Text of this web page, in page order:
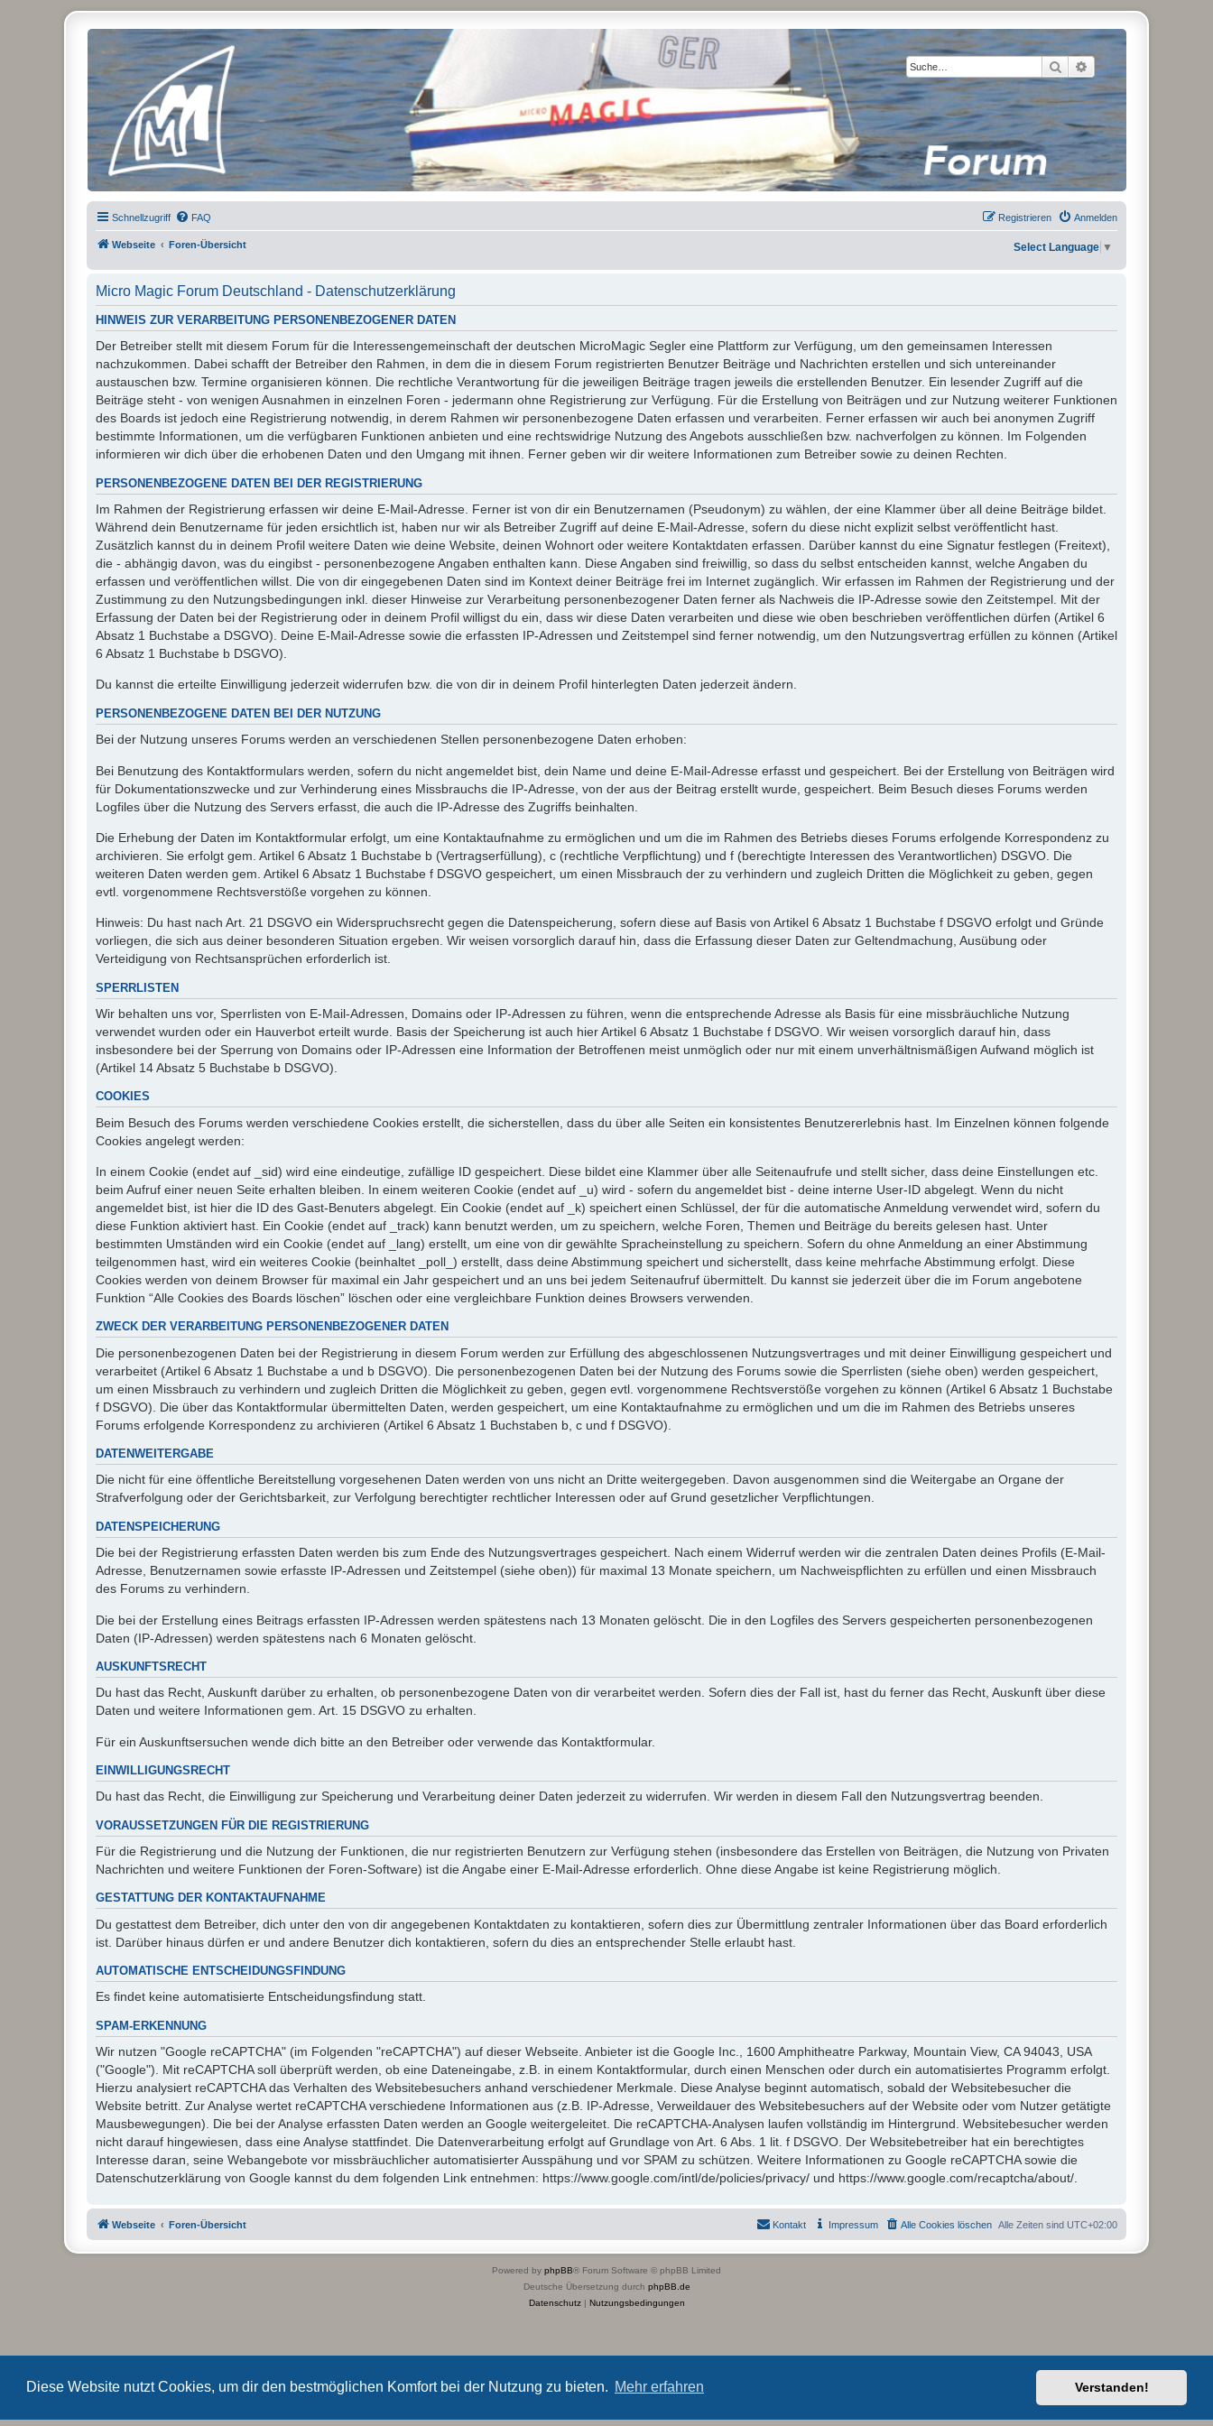
Diese Website nutzt Cookies, um dir den bestmöglichen Komfort bei der Nutzung zu bieten. Mehr erfahren Verstanden!
Suche Erweiterte Suche
Micro Magic Forum Deutschland
Schnellzugriff FAQ Anmelden
Registrieren
Webseite Foren-Übersicht Select Language ▼
Micro Magic Forum Deutschland - Datenschutzerklärung
HINWEIS ZUR VERARBEITUNG PERSONENBEZOGENER DATEN
Der Betreiber stellt mit diesem Forum für die Interessengemeinschaft der deutschen MicroMagic Segler eine Plattform zur Verfügung, um den gemeinsamen Interessen
nachzukommen. Dabei schafft der Betreiber den Rahmen, in dem die in diesem Forum registrierten Benutzer Beiträge und Nachrichten erstellen und sich untereinander
austauschen bzw. Termine organisieren können. Die rechtliche Verantwortung für die jeweiligen Beiträge tragen jeweils die erstellenden Benutzer. Ein lesender Zugriff auf die
Beiträge steht - von wenigen Ausnahmen in einzelnen Foren - jedermann ohne Registrierung zur Verfügung. Für die Erstellung von Beiträgen und zur Nutzung weiterer Funktionen
des Boards ist jedoch eine Registrierung notwendig, in derem Rahmen wir personenbezogene Daten erfassen und verarbeiten. Ferner erfassen wir auch bei anonymen Zugriff
bestimmte Informationen, um die verfügbaren Funktionen anbieten und eine rechtswidrige Nutzung des Angebots ausschließen bzw. nachverfolgen zu können. Im Folgenden
informieren wir dich über die erhobenen Daten und den Umgang mit ihnen. Ferner geben wir dir weitere Informationen zum Betreiber sowie zu deinen Rechten.
PERSONENBEZOGENE DATEN BEI DER REGISTRIERUNG
Im Rahmen der Registrierung erfassen wir deine E-Mail-Adresse. Ferner ist von dir ein Benutzernamen (Pseudonym) zu wählen, der eine Klammer über all deine Beiträge bildet.
Während dein Benutzername für jeden ersichtlich ist, haben nur wir als Betreiber Zugriff auf deine E-Mail-Adresse, sofern du diese nicht explizit selbst veröffentlicht hast.
Zusätzlich kannst du in deinem Profil weitere Daten wie deine Website, deinen Wohnort oder weitere Kontaktdaten erfassen. Darüber kannst du eine Signatur festlegen (Freitext),
die - abhängig davon, was du eingibst - personenbezogene Angaben enthalten kann. Diese Angaben sind freiwillig, so dass du selbst entscheiden kannst, welche Angaben du
erfassen und veröffentlichen willst. Die von dir eingegebenen Daten sind im Kontext deiner Beiträge frei im Internet zugänglich. Wir erfassen im Rahmen der Registrierung und der
Zustimmung zu den Nutzungsbedingungen inkl. dieser Hinweise zur Verarbeitung personenbezogener Daten ferner als Nachweis die IP-Adresse sowie den Zeitstempel. Mit der
Erfassung der Daten bei der Registrierung oder in deinem Profil willigst du ein, dass wir diese Daten verarbeiten und diese wie oben beschrieben veröffentlichen dürfen (Artikel 6
Absatz 1 Buchstabe a DSGVO). Deine E-Mail-Adresse sowie die erfassten IP-Adressen und Zeitstempel sind ferner notwendig, um den Nutzungsvertrag erfüllen zu können (Artikel
6 Absatz 1 Buchstabe b DSGVO).
Du kannst die erteilte Einwilligung jederzeit widerrufen bzw. die von dir in deinem Profil hinterlegten Daten jederzeit ändern.
PERSONENBEZOGENE DATEN BEI DER NUTZUNG
Bei der Nutzung unseres Forums werden an verschiedenen Stellen personenbezogene Daten erhoben:
Bei Benutzung des Kontaktformulars werden, sofern du nicht angemeldet bist, dein Name und deine E-Mail-Adresse erfasst und gespeichert. Bei der Erstellung von Beiträgen wird
für Dokumentationszwecke und zur Verhinderung eines Missbrauchs die IP-Adresse, von der aus der Beitrag erstellt wurde, gespeichert. Beim Besuch dieses Forums werden
Logfiles über die Nutzung des Servers erfasst, die auch die IP-Adresse des Zugriffs beinhalten.
Die Erhebung der Daten im Kontaktformular erfolgt, um eine Kontaktaufnahme zu ermöglichen und um die im Rahmen des Betriebs dieses Forums erfolgende Korrespondenz zu
archivieren. Sie erfolgt gem. Artikel 6 Absatz 1 Buchstabe b (Vertragserfüllung), c (rechtliche Verpflichtung) und f (berechtigte Interessen des Verantwortlichen) DSGVO. Die
weiteren Daten werden gem. Artikel 6 Absatz 1 Buchstabe f DSGVO gespeichert, um einen Missbrauch der zu verhindern und zugleich Dritten die Möglichkeit zu geben, gegen
evtl. vorgenommene Rechtsverstöße vorgehen zu können.
Hinweis: Du hast nach Art. 21 DSGVO ein Widerspruchsrecht gegen die Datenspeicherung, sofern diese auf Basis von Artikel 6 Absatz 1 Buchstabe f DSGVO erfolgt und Gründe
vorliegen, die sich aus deiner besonderen Situation ergeben. Wir weisen vorsorglich darauf hin, dass die Erfassung dieser Daten zur Geltendmachung, Ausübung oder
Verteidigung von Rechtsansprüchen erforderlich ist.
SPERRLISTEN
Wir behalten uns vor, Sperrlisten von E-Mail-Adressen, Domains oder IP-Adressen zu führen, wenn die entsprechende Adresse als Basis für eine missbräuchliche Nutzung
verwendet wurden oder ein Hauverbot erteilt wurde. Basis der Speicherung ist auch hier Artikel 6 Absatz 1 Buchstabe f DSGVO. Wir weisen vorsorglich darauf hin, dass
insbesondere bei der Sperrung von Domains oder IP-Adressen eine Information der Betroffenen meist unmöglich oder nur mit einem unverhältnismäßigen Aufwand möglich ist
(Artikel 14 Absatz 5 Buchstabe b DSGVO).
COOKIES
Beim Besuch des Forums werden verschiedene Cookies erstellt, die sicherstellen, dass du über alle Seiten ein konsistentes Benutzererlebnis hast. Im Einzelnen können folgende
Cookies angelegt werden:
In einem Cookie (endet auf _sid) wird eine eindeutige, zufällige ID gespeichert. Diese bildet eine Klammer über alle Seitenaufrufe und stellt sicher, dass deine Einstellungen etc.
beim Aufruf einer neuen Seite erhalten bleiben. In einem weiteren Cookie (endet auf _u) wird - sofern du angemeldet bist - deine interne User-ID abgelegt. Wenn du nicht
angemeldet bist, ist hier die ID des Gast-Benuters abgelegt. Ein Cookie (endet auf _k) speichert einen Schlüssel, der für die automatische Anmeldung verwendet wird, sofern du
diese Funktion aktiviert hast. Ein Cookie (endet auf _track) kann benutzt werden, um zu speichern, welche Foren, Themen und Beiträge du bereits gelesen hast. Unter
bestimmten Umständen wird ein Cookie (endet auf _lang) erstellt, um eine von dir gewählte Spracheinstellung zu speichern. Sofern du ohne Anmeldung an einer Abstimmung
teilgenommen hast, wird ein weiteres Cookie (beinhaltet _poll_) erstellt, dass deine Abstimmung speichert und sicherstellt, dass keine mehrfache Abstimmung erfolgt. Diese
Cookies werden von deinem Browser für maximal ein Jahr gespeichert und an uns bei jedem Seitenaufruf übermittelt. Du kannst sie jederzeit über die im Forum angebotene
Funktion “Alle Cookies des Boards löschen” löschen oder eine vergleichbare Funktion deines Browsers verwenden.
ZWECK DER VERARBEITUNG PERSONENBEZOGENER DATEN
Die personenbezogenen Daten bei der Registrierung in diesem Forum werden zur Erfüllung des abgeschlossenen Nutzungsvertrages und mit deiner Einwilligung gespeichert und
verarbeitet (Artikel 6 Absatz 1 Buchstabe a und b DSGVO). Die personenbezogenen Daten bei der Nutzung des Forums sowie die Sperrlisten (siehe oben) werden gespeichert,
um einen Missbrauch zu verhindern und zugleich Dritten die Möglichkeit zu geben, gegen evtl. vorgenommene Rechtsverstöße vorgehen zu können (Artikel 6 Absatz 1 Buchstabe
f DSGVO). Die über das Kontaktformular übermittelten Daten, werden gespeichert, um eine Kontaktaufnahme zu ermöglichen und um die im Rahmen des Betriebs unseres
Forums erfolgende Korrespondenz zu archivieren (Artikel 6 Absatz 1 Buchstaben b, c und f DSGVO).
DATENWEITERGABE
Die nicht für eine öffentliche Bereitstellung vorgesehenen Daten werden von uns nicht an Dritte weitergegeben. Davon ausgenommen sind die Weitergabe an Organe der
Strafverfolgung oder der Gerichtsbarkeit, zur Verfolgung berechtigter rechtlicher Interessen oder auf Grund gesetzlicher Verpflichtungen.
DATENSPEICHERUNG
Die bei der Registrierung erfassten Daten werden bis zum Ende des Nutzungsvertrages gespeichert. Nach einem Widerruf werden wir die zentralen Daten deines Profils (E-Mail-
Adresse, Benutzernamen sowie erfasste IP-Adressen und Zeitstempel (siehe oben)) für maximal 13 Monate speichern, um Nachweispflichten zu erfüllen und einen Missbrauch
des Forums zu verhindern.
Die bei der Erstellung eines Beitrags erfassten IP-Adressen werden spätestens nach 13 Monaten gelöscht. Die in den Logfiles des Servers gespeicherten personenbezogenen
Daten (IP-Adressen) werden spätestens nach 6 Monaten gelöscht.
AUSKUNFTSRECHT
Du hast das Recht, Auskunft darüber zu erhalten, ob personenbezogene Daten von dir verarbeitet werden. Sofern dies der Fall ist, hast du ferner das Recht, Auskunft über diese
Daten und weitere Informationen gem. Art. 15 DSGVO zu erhalten.
Für ein Auskunftsersuchen wende dich bitte an den Betreiber oder verwende das Kontaktformular.
EINWILLIGUNGSRECHT
Du hast das Recht, die Einwilligung zur Speicherung und Verarbeitung deiner Daten jederzeit zu widerrufen. Wir werden in diesem Fall den Nutzungsvertrag beenden.
VORAUSSETZUNGEN FÜR DIE REGISTRIERUNG
Für die Registrierung und die Nutzung der Funktionen, die nur registrierten Benutzern zur Verfügung stehen (insbesondere das Erstellen von Beiträgen, die Nutzung von Privaten
Nachrichten und weitere Funktionen der Foren-Software) ist die Angabe einer E-Mail-Adresse erforderlich. Ohne diese Angabe ist keine Registrierung möglich.
GESTATTUNG DER KONTAKTAUFNAHME
Du gestattest dem Betreiber, dich unter den von dir angegebenen Kontaktdaten zu kontaktieren, sofern dies zur Übermittlung zentraler Informationen über das Board erforderlich
ist. Darüber hinaus dürfen er und andere Benutzer dich kontaktieren, sofern du dies an entsprechender Stelle erlaubt hast.
AUTOMATISCHE ENTSCHEIDUNGSFINDUNG
Es findet keine automatisierte Entscheidungsfindung statt.
SPAM-ERKENNUNG
Wir nutzen "Google reCAPTCHA" (im Folgenden "reCAPTCHA") auf dieser Webseite. Anbieter ist die Google Inc., 1600 Amphitheatre Parkway, Mountain View, CA 94043, USA
("Google"). Mit reCAPTCHA soll überprüft werden, ob eine Dateneingabe, z.B. in einem Kontaktformular, durch einen Menschen oder durch ein automatisiertes Programm erfolgt.
Hierzu analysiert reCAPTCHA das Verhalten des Websitebesuchers anhand verschiedener Merkmale. Diese Analyse beginnt automatisch, sobald der Websitebesucher die
Website betritt. Zur Analyse wertet reCAPTCHA verschiedene Informationen aus (z.B. IP-Adresse, Verweildauer des Websitebesuchers auf der Website oder vom Nutzer getätigte
Mausbewegungen). Die bei der Analyse erfassten Daten werden an Google weitergeleitet. Die reCAPTCHA-Analysen laufen vollständig im Hintergrund. Websitebesucher werden
nicht darauf hingewiesen, dass eine Analyse stattfindet. Die Datenverarbeitung erfolgt auf Grundlage von Art. 6 Abs. 1 lit. f DSGVO. Der Websitebetreiber hat ein berechtigtes
Interesse daran, seine Webangebote vor missbräuchlicher automatisierter Ausspähung und vor SPAM zu schützen. Weitere Informationen zu Google reCAPTCHA sowie die
Datenschutzerklärung von Google kannst du dem folgenden Link entnehmen: https://www.google.com/intl/de/policies/privacy/ und https://www.google.com/recaptcha/about/.
Webseite Foren-Übersicht Alle Zeiten sind UTC+02:00
Alle Cookies löschen
Impressum
Kontakt
Powered by phpBB® Forum Software © phpBB Limited
Deutsche Übersetzung durch phpBB.de
Datenschutz| Nutzungsbedingungen